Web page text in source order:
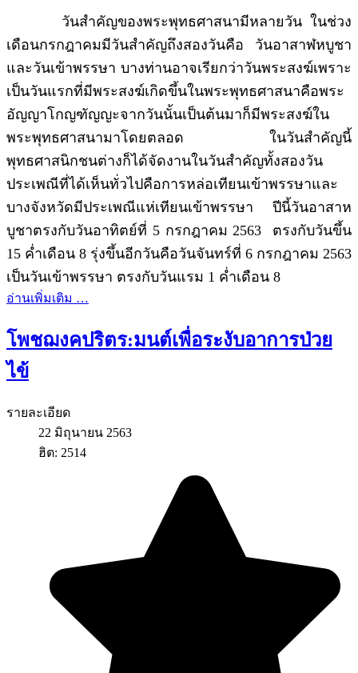
วันสำคัญของพระพุทธศาสนามีหลายวัน ในช่วง
เดือนกรกฎาคมมีวันสำคัญถึงสองวันคือ วันอาสาฬหบูชา
และวันเข้าพรรษา บางท่านอาจเรียกว่าวันพระสงฆ์เพราะ
เป็นวันแรกที่มีพระสงฆ์เกิดขึ้นในพระพุทธศาสนาคือพระ
อัญญาโกญฑัญญะจากวันนั้นเป็นต้นมาก็มีพระสงฆ์ใน
พระพุทธศาสนามาโดยตลอด ในวันสำคัญนี้
พุทธศาสนิกชนต่างก็ได้จัดงานในวันสำคัญทั้งสองวัน
ประเพณีที่ได้เห็นทั่วไปคือการหล่อเทียนเข้าพรรษาและ
บางจังหวัดมีประเพณีแห่เทียนเข้าพรรษา ปีนี้วันอาสาห
บูชาตรงกับวันอาทิตย์ที่ 5 กรกฎาคม 2563 ตรงกับวันขึ้น
15 ค่ำเดือน 8 รุ่งขึ้นอีกวันคือวันจันทร์ที่ 6 กรกฎาคม 2563
เป็นวันเข้าพรรษา ตรงกับวันแรม 1 ค่ำเดือน 8
อ่านเพิ่มเติม …
โพชฌงคปริตร:มนต์เพื่อระงับอาการป่วย
ไข้
รายละเอียด
22 มิถุนายน 2563
ฮิต: 2514